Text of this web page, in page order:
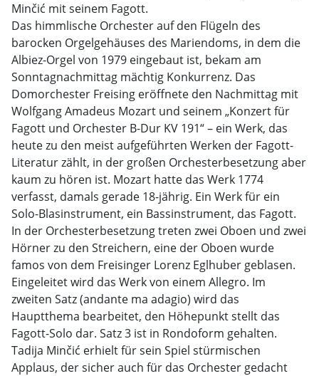
Minčić mit seinem Fagott.
Das himmlische Orchester auf den Flügeln des
barocken Orgelgehäuses des Mariendoms, in dem die
Albiez-Orgel von 1979 eingebaut ist, bekam am
Sonntagnachmittag mächtig Konkurrenz. Das
Domorchester Freising eröffnete den Nachmittag mit
Wolfgang Amadeus Mozart und seinem „Konzert für
Fagott und Orchester B-Dur KV 191“ – ein Werk, das
heute zu den meist aufgeführten Werken der Fagott-
Literatur zählt, in der großen Orchesterbesetzung aber
kaum zu hören ist. Mozart hatte das Werk 1774
verfasst, damals gerade 18-jährig. Ein Werk für ein
Solo-Blasinstrument, ein Bassinstrument, das Fagott.
In der Orchesterbesetzung treten zwei Oboen und zwei
Hörner zu den Streichern, eine der Oboen wurde
famos von dem Freisinger Lorenz Eglhuber geblasen.
Eingeleitet wird das Werk von einem Allegro. Im
zweiten Satz (andante ma adagio) wird das
Hauptthema bearbeitet, den Höhepunkt stellt das
Fagott-Solo dar. Satz 3 ist in Rondoform gehalten.
Tadija Minčić erhielt für sein Spiel stürmischen
Applaus, der sicher auch für das Orchester gedacht